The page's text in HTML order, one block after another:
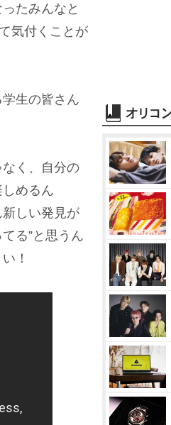
たみんなと
気付くことが
生の皆さん
く、自分の
めるん
しい発見が
る”と思うん
！